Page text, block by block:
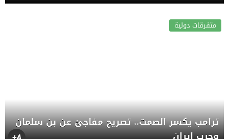
متفرقات دولية
ترامب يكسر الصمت.. تصريح مفاجئ عن بن سلمان
وحرب إيران